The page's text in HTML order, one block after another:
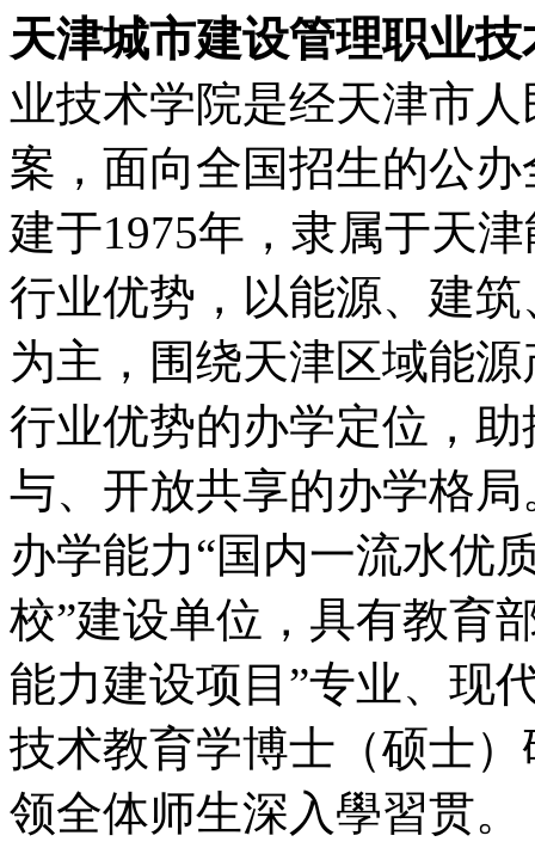
天津城市建设管理职业
业技术学院是经天津市
案，面向全国招生的公
建于1975年，隶属于天
行业优势，以能源、建
为主，围绕天津区域能
行业优势的办学定位，
与、开放共享的办学格
办学能力“国内一流水优
校”建设单位，具有教育
能力建设项目”专业、现
技术教育学博士（硕士
领全体师生深入學習贯。